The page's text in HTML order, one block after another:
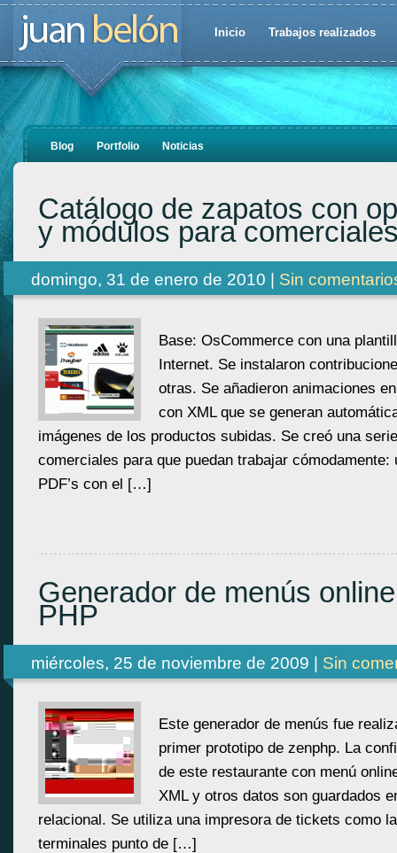
Inicio Trabajos realizados
Blog Portfolio Noticias
Catálogo de zapatos con
y módulos para
domingo, 31 de enero de 2010 | Sin
Base: OsCommerce con una
Internet. Se instalaron
otras. Se añadieron animaciones
con XML que se generan
imágenes de los productos subidas. Se creó una
comerciales para que puedan trabajar cómodamente:
PDF’s con el […]
Generador de menús
PHP
miércoles, 25 de noviembre de 2009 | Sin
Este generador de menús fue
primer prototipo de zenphp. La
de este restaurante con menú
XML y otros datos son guardados
relacional. Se utiliza una impresora de tickets como
terminales punto de […]